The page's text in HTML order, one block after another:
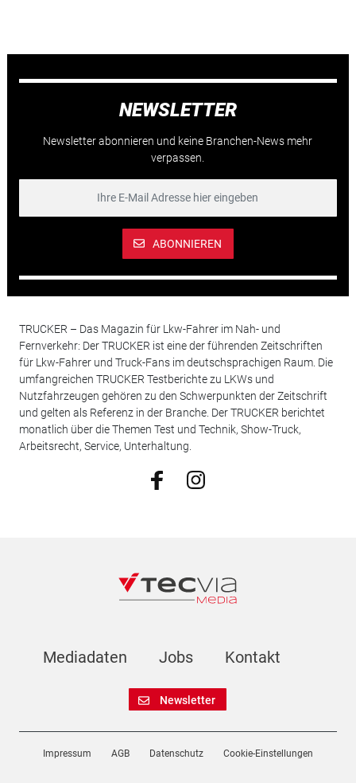
NEWSLETTER
Newsletter abonnieren und keine Branchen-News mehr
verpassen.
ABONNIEREN
TRUCKER – Das Magazin für Lkw-Fahrer im Nah- und
Fernverkehr: Der TRUCKER ist eine der führenden Zeitschriften
für Lkw-Fahrer und Truck-Fans im deutschsprachigen Raum. Die
umfangreichen TRUCKER Testberichte zu LKWs und
Nutzfahrzeugen gehören zu den Schwerpunkten der Zeitschrift
und gelten als Referenz in der Branche. Der TRUCKER berichtet
monatlich über die Themen Test und Technik, Show-Truck,
Arbeitsrecht, Service, Unterhaltung.
Mediadaten Jobs Kontakt
Newsletter
Impressum AGB Datenschutz Cookie-Einstellungen